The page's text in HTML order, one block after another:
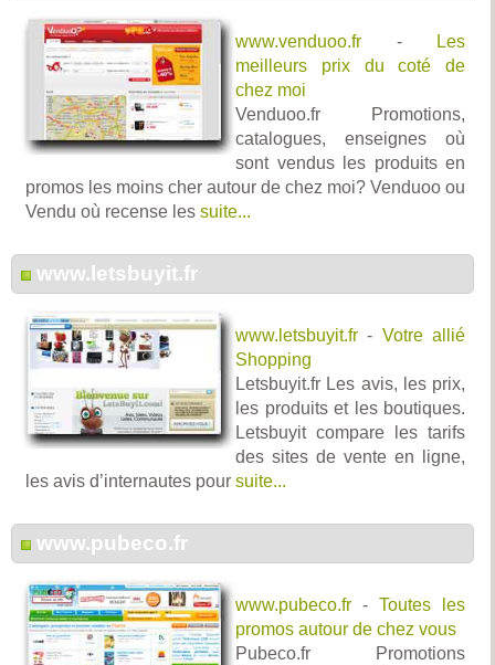
www.venduoo.fr -
Les
meilleurs prix du coté de
chez moi
Venduoo.fr Promotions,
catalogues, enseignes où
sont vendus les produits en
promos les moins cher autour de chez moi? Venduoo ou
Vendu où recense les suite...
www.letsbuyit.fr
www.letsbuyit.fr - Votre allié
Shopping
Letsbuyit.fr Les avis, les prix,
les produits et les boutiques.
Letsbuyit compare les tarifs
des sites de vente en ligne,
les avis d’internautes pour suite...
www.pubeco.fr
www.pubeco.fr - Toutes les
promos autour de chez vous
Pubeco.fr Promotions